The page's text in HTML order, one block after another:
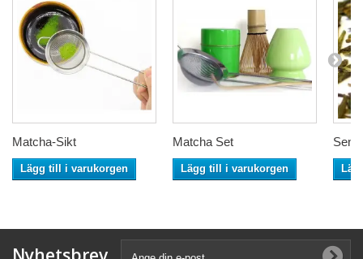
Matcha-Sikt
Lägg till i varukorgen
Matcha Set
Lägg till i varukorgen